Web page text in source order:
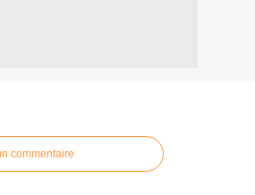
commentaire